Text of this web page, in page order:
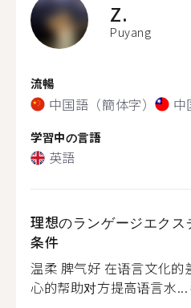
Z.
Puyang
流暢
中国語（簡体字） 中
学習中の言語
英語
理想のランゲージエク
条件
温柔 脾气好 在语言文化的
心的帮助对方提高语言水...